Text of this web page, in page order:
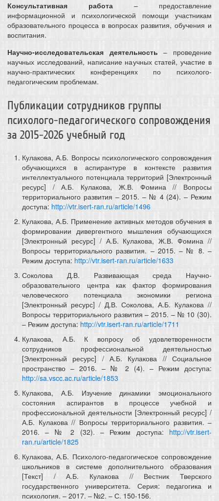
Консультативная работа – предоставление
информационной и психологической помощи участникам
образовательного процесса в вопросах развития, обучения и
воспитания.
Научно-исследовательская деятельность – проведение
научных исследований, написание научных статей, участие в
научно-практических конференциях по психолого-
педагогическим проблемам.
Публикации сотрудников группы
психолого-педагогического сопровождения
за 2015-2026 учебный год
Кулакова, А.Б. Вопросы психологического сопровождения
обучающихся в аспирантуре в контексте развития
интеллектуального потенциала территорий [Электронный
ресурс] / А.Б. Кулакова, Ж.В. Фомина // Вопросы
территориального развития – 2015. – № 4 (24). – Режим
доступа: http://vtr.isert-ran.ru/article/1496
Кулакова, А.Б. Применение активных методов обучения в
формировании дивергентного мышления обучающихся
[Электронный ресурс] / А.Б. Кулакова, Ж.В. Фомина //
Вопросы территориального развития. – 2015. – № 8. –
Режим доступа: http://vtr.isert-ran.ru/article/1633
Соколова Д.В. Развивающая среда Научно-
образовательного центра как фактор формирования
человеческого потенциала экономики региона
[Электронный ресурс] / Д.В. Соколова, А.Б. Кулакова //
Вопросы территориального развития – 2015. – № 10 (30).
– Режим доступа: http://vtr.isert-ran.ru/article/1711
Кулакова, А.Б. К вопросу об удовлетворенности
сотрудников профессиональной деятельностью
[Электронный ресурс] / А.Б. Кулакова // Социальное
пространство – 2016. – № 2 (4). – Режим доступа:
http://sa.vscc.ac.ru/article/1853
Кулакова, А.Б. Изучение динамики эмоционального
состояния аспирантов в процессе учебной и
профессиональной деятельности [Электронный ресурс] /
А.Б. Кулакова // Вопросы территориального развития. –
2016. – № 2 (32). – Режим доступа: http://vtr.isert-
ran.ru/article/1825
Кулакова, А.Б. Психолого-педагогическое сопровождение
школьников в системе дополнительного образования
[Текст] / А.Б. Кулакова // Вестник Тверского
государственного университета. Серия: педагогика и
психология. – 2017. – №2. – С. 150-156.